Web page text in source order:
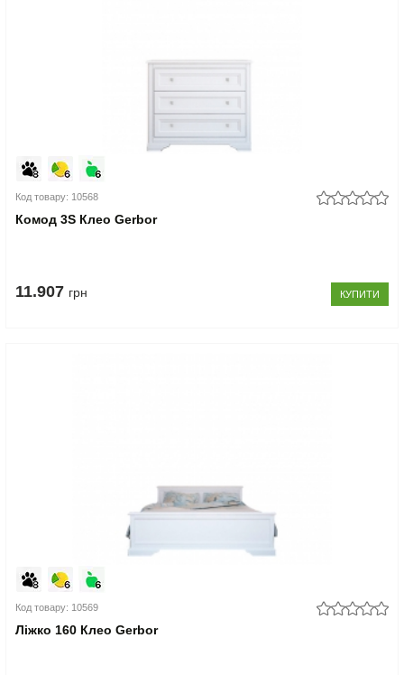
Код товару: 10568
Комод 3S Клео Gerbor
11.907 грн КУПИТИ
Код товару: 10569
Ліжко 160 Клео Gerbor